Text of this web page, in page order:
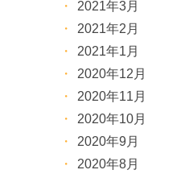
2021年3月
2021年2月
2021年1月
2020年12月
2020年11月
2020年10月
2020年9月
2020年8月